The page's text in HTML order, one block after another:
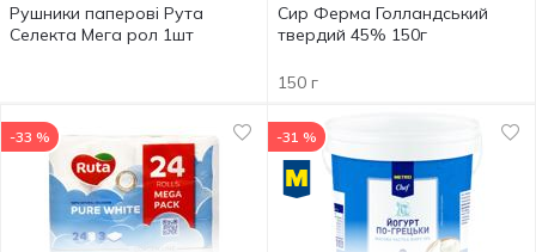
Рушники паперові Рута
Селекта Мега рол 1шт
Сир Ферма Голландський
твердий 45% 150г
150 г
-33 % -31 %